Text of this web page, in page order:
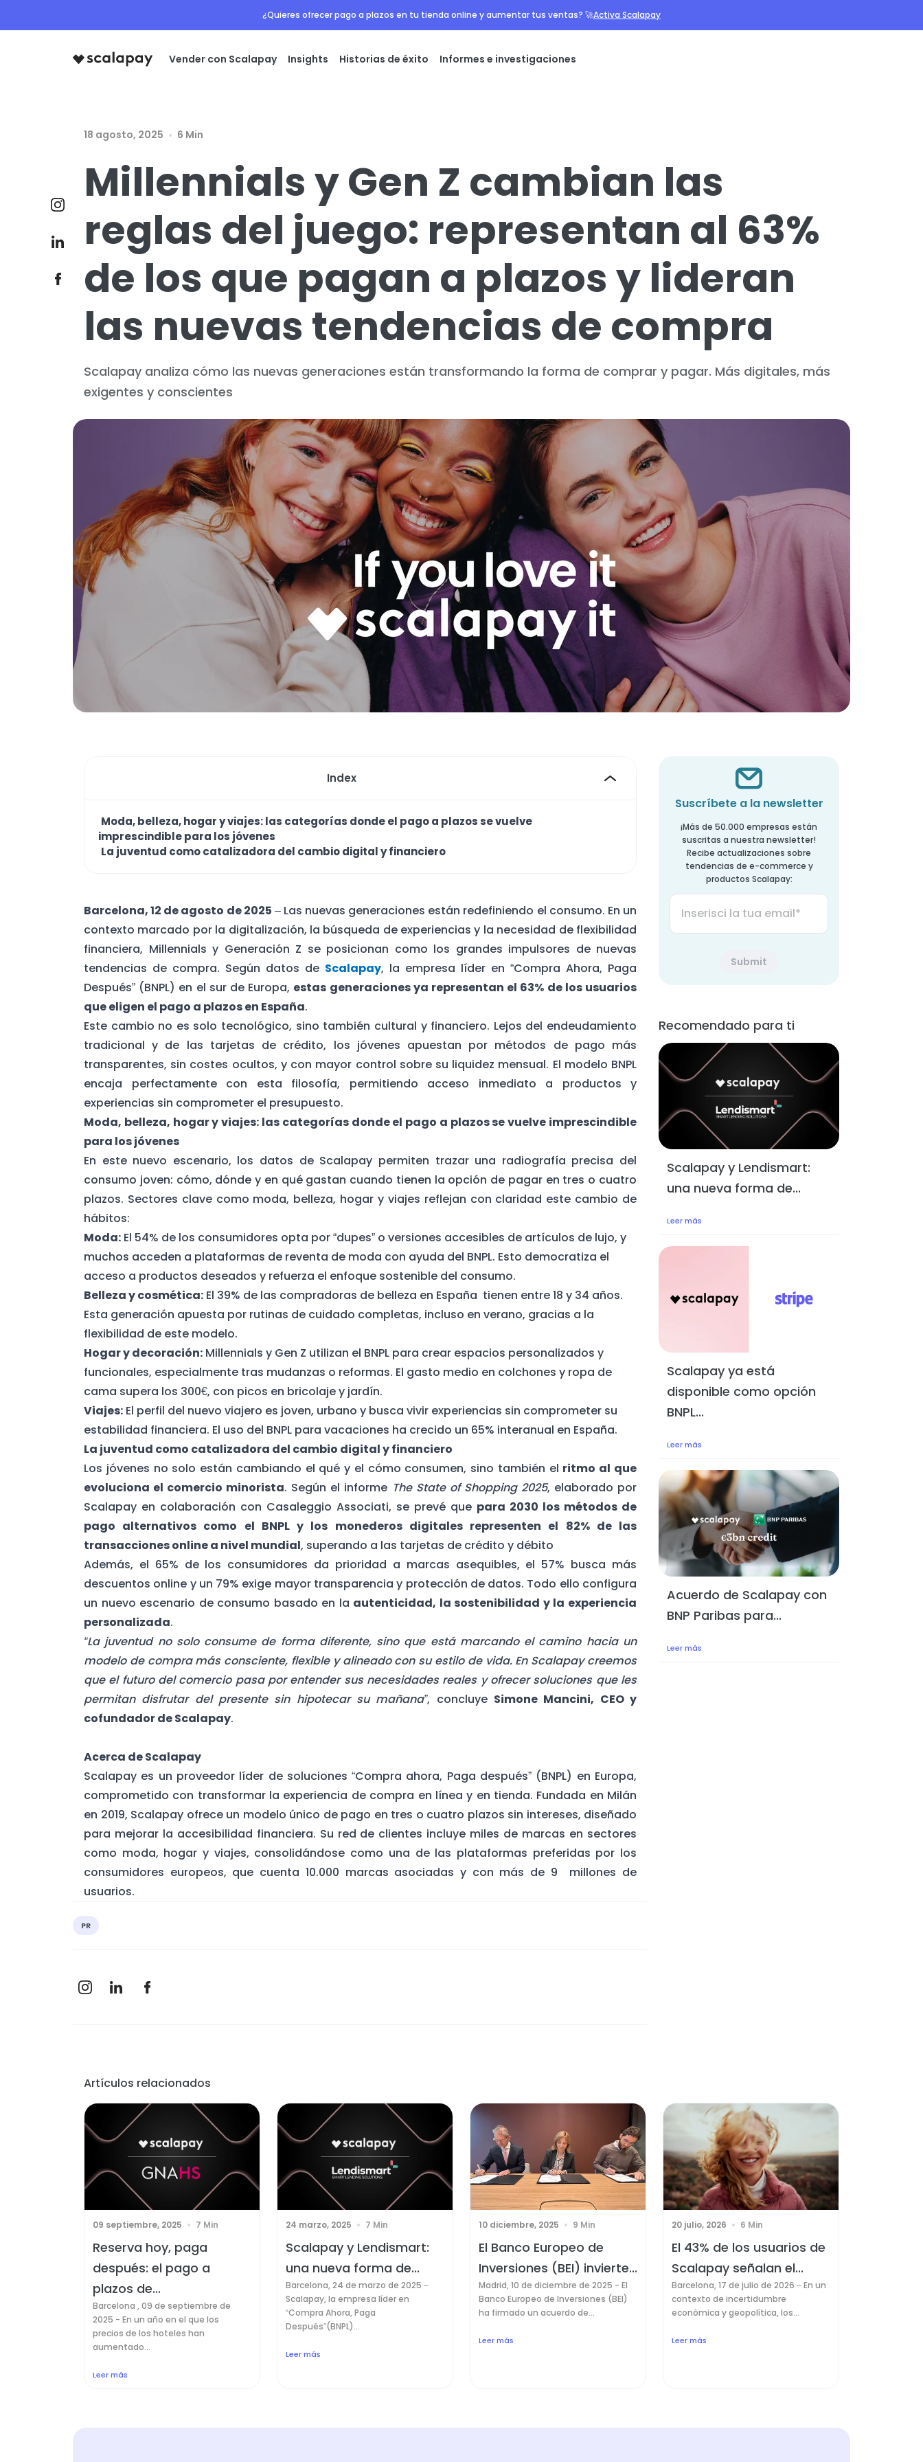
¿Quieres ofrecer pago a plazos en tu tienda online y aumentar tus ventas? 🚀Activa Scalapay
Vender con Scalapay Insights Historias de éxito Informes e investigaciones
18 agosto, 2025 6 Min
Millennials y Gen Z cambian las
reglas del juego: representan al 63%
de los que pagan a plazos y lideran
las nuevas tendencias de compra
Scalapay analiza cómo las nuevas generaciones están transformando la forma de comprar y pagar. Más digitales, más
exigentes y conscientes
Index
Moda, belleza, hogar y viajes: las categorías donde el pago a plazos se vuelve
imprescindible para los jóvenes
La juventud como catalizadora del cambio digital y financiero
Barcelona, 12 de agosto de 2025 – Las nuevas generaciones están redefiniendo el consumo. En un
contexto marcado por la digitalización, la búsqueda de experiencias y la necesidad de flexibilidad
financiera, Millennials y Generación Z se posicionan como los grandes impulsores de nuevas
tendencias de compra. Según datos de Scalapay, la empresa líder en “Compra Ahora, Paga
Después” (BNPL) en el sur de Europa, estas generaciones ya representan el 63% de los usuarios
que eligen el pago a plazos en España.
Este cambio no es solo tecnológico, sino también cultural y financiero. Lejos del endeudamiento
tradicional y de las tarjetas de crédito, los jóvenes apuestan por métodos de pago más
transparentes, sin costes ocultos, y con mayor control sobre su liquidez mensual. El modelo BNPL
encaja perfectamente con esta filosofía, permitiendo acceso inmediato a productos y
experiencias sin comprometer el presupuesto.
Moda, belleza, hogar y viajes: las categorías donde el pago a plazos se vuelve imprescindible
para los jóvenes
En este nuevo escenario, los datos de Scalapay permiten trazar una radiografía precisa del
consumo joven: cómo, dónde y en qué gastan cuando tienen la opción de pagar en tres o cuatro
plazos. Sectores clave como moda, belleza, hogar y viajes reflejan con claridad este cambio de
hábitos:
Moda: El 54% de los consumidores opta por “dupes” o versiones accesibles de artículos de lujo, y
muchos acceden a plataformas de reventa de moda con ayuda del BNPL. Esto democratiza el
acceso a productos deseados y refuerza el enfoque sostenible del consumo.
Belleza y cosmética: El 39% de las compradoras de belleza en España tienen entre 18 y 34 años.
Esta generación apuesta por rutinas de cuidado completas, incluso en verano, gracias a la
flexibilidad de este modelo.
Hogar y decoración: Millennials y Gen Z utilizan el BNPL para crear espacios personalizados y
funcionales, especialmente tras mudanzas o reformas. El gasto medio en colchones y ropa de
cama supera los 300€, con picos en bricolaje y jardín.
Viajes: El perfil del nuevo viajero es joven, urbano y busca vivir experiencias sin comprometer su
estabilidad financiera. El uso del BNPL para vacaciones ha crecido un 65% interanual en España.
La juventud como catalizadora del cambio digital y financiero
Los jóvenes no solo están cambiando el qué y el cómo consumen, sino también el ritmo al que
evoluciona el comercio minorista. Según el informe The State of Shopping 2025, elaborado por
Scalapay en colaboración con Casaleggio Associati, se prevé que para 2030 los métodos de
pago alternativos como el BNPL y los monederos digitales representen el 82% de las
transacciones online a nivel mundial, superando a las tarjetas de crédito y débito
Además, el 65% de los consumidores da prioridad a marcas asequibles, el 57% busca más
descuentos online y un 79% exige mayor transparencia y protección de datos. Todo ello configura
un nuevo escenario de consumo basado en la autenticidad, la sostenibilidad y la experiencia
personalizada.
“La juventud no solo consume de forma diferente, sino que está marcando el camino hacia un
modelo de compra más consciente, flexible y alineado con su estilo de vida. En Scalapay creemos
que el futuro del comercio pasa por entender sus necesidades reales y ofrecer soluciones que les
permitan disfrutar del presente sin hipotecar su mañana”, concluye Simone Mancini, CEO y
cofundador de Scalapay.
Acerca de Scalapay
Scalapay es un proveedor líder de soluciones “Compra ahora, Paga después” (BNPL) en Europa,
comprometido con transformar la experiencia de compra en línea y en tienda. Fundada en Milán
en 2019, Scalapay ofrece un modelo único de pago en tres o cuatro plazos sin intereses, diseñado
para mejorar la accesibilidad financiera. Su red de clientes incluye miles de marcas en sectores
como moda, hogar y viajes, consolidándose como una de las plataformas preferidas por los
consumidores europeos, que cuenta 10.000 marcas asociadas y con más de 9 millones de
usuarios.
PR
Suscríbete a la newsletter
¡Más de 50.000 empresas están
suscritas a nuestra newsletter!
Recibe actualizaciones sobre
tendencias de e-commerce y
productos Scalapay:
Recomendado para ti
Scalapay y Lendismart:
una nueva forma de...
Leer más
Scalapay ya está
disponible como opción
BNPL...
Leer más
Acuerdo de Scalapay con
BNP Paribas para...
Leer más
Artículos relacionados
09 septiembre, 2025 7 Min
Reserva hoy, paga
después: el pago a
plazos de...
Barcelona , 09 de septiembre de
2025 - En un año en el que los
precios de los hoteles han
aumentado...
Leer más
24 marzo, 2025 7 Min
Scalapay y Lendismart:
una nueva forma de...
Barcelona, 24 de marzo de 2025 –
Scalapay, la empresa líder en
“Compra Ahora, Paga
Después”(BNPL)...
Leer más
10 diciembre, 2025 9 Min
El Banco Europeo de
Inversiones (BEI) invierte...
Madrid, 10 de diciembre de 2025 - El
Banco Europeo de Inversiones (BEI)
ha firmado un acuerdo de...
Leer más
20 julio, 2026 6 Min
El 43% de los usuarios de
Scalapay señalan el...
Barcelona, 17 de julio de 2026 – En un
contexto de incertidumbre
económica y geopolítica, los...
Leer más